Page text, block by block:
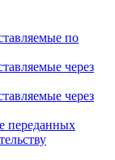
по
через
через
переданных